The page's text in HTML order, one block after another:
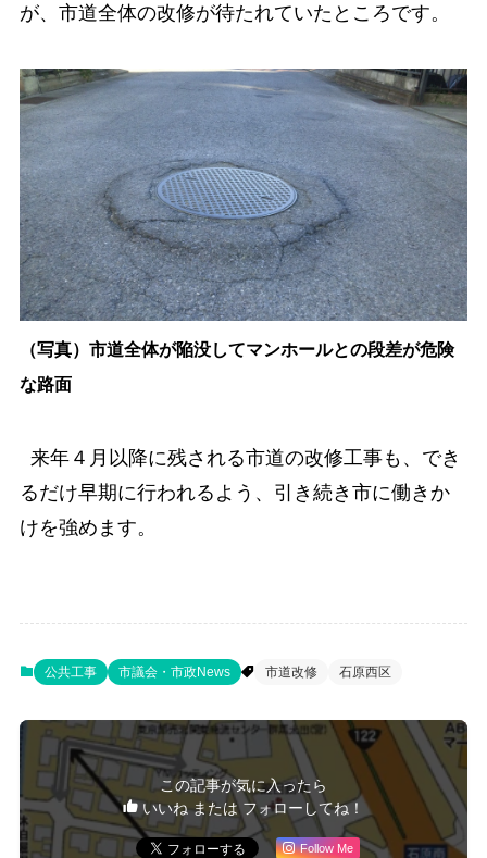
が、市道全体の改修が待たれていたところです。
（写真）市道全体が陥没してマンホールとの段差が危険
な路面
来年４月以降に残される市道の改修工事も、でき
るだけ早期に行われるよう、引き続き市に働きか
けを強めます。
公共工事 市議会・市政News 市道改修 石原西区
この記事が気に入ったら
いいね または フォローしてね！
Follow Me